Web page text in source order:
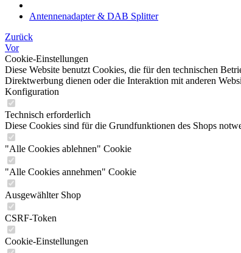
Antennenadapter & DAB Splitter
Zurück
Vor
Cookie-Einstellungen
Diese Website benutzt Cookies, die für den technischen
Direktwerbung dienen oder die Interaktion mit anderen
Konfiguration
Technisch erforderlich
Diese Cookies sind für die Grundfunktionen des Shops
"Alle Cookies ablehnen" Cookie
"Alle Cookies annehmen" Cookie
Ausgewählter Shop
CSRF-Token
Cookie-Einstellungen